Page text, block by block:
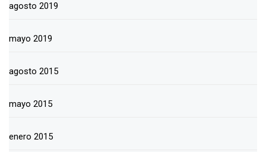
agosto 2019
mayo 2019
agosto 2015
mayo 2015
enero 2015